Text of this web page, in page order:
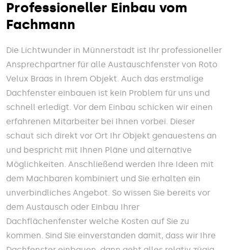
Professioneller Einbau vom
Fachmann
Die Lichtwunder in Münnerstadt ist Ihr professioneller
Ansprechpartner für alle Austauschfenster von Roto
Velux Braas in Ihrem Objekt. Auch das erstmalige
Dachfenster einbauen ist kein Problem für uns und
schnell erledigt. Vor dem Einbau schicken wir einen
erfahrenen Mitarbeiter bei Ihnen vorbei. Dieser
schaut sich direkt vor Ort Ihr Objekt genauestens an
und bespricht mit Ihnen Pläne und alternative
Möglichkeiten. Anschließend werden Ihre Ideen mit
dem Machbaren kombiniert und Sie erhalten ein
unverbindliches Angebot. So wissen Sie bereits vor
dem Austausch oder Einbau Ihrer
Dachflächenfenster welche Kosten auf Sie zu
kommen. Sind Sie einverstanden damit, dass wir Ihre